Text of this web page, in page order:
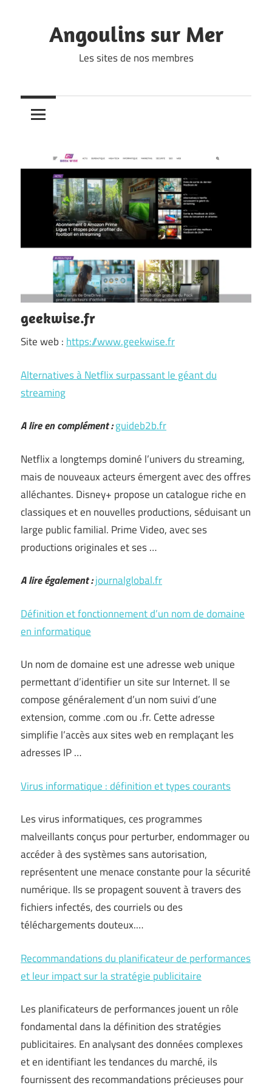
contentAngoulins sur Mer
Les sites de nos membres
geekwise.fr
Site web : https://www.geekwise.fr
Alternatives à Netflix surpassant le géant du
streaming
A lire en complément :guideb2b.fr
Netflix a longtemps dominé l’univers du streaming,
mais de nouveaux acteurs émergent avec des offres
alléchantes. Disney+ propose un catalogue riche en
classiques et en nouvelles productions, séduisant un
large public familial. Prime Video, avec ses
productions originales et ses …
A lire également :journalglobal.fr
Définition et fonctionnement d’un nom de domaine
en informatique
Un nom de domaine est une adresse web unique
permettant d’identifier un site sur Internet. Il se
compose généralement d’un nom suivi d’une
extension, comme .com ou .fr. Cette adresse
simplifie l’accès aux sites web en remplaçant les
adresses IP …
Virus informatique : définition et types courants
Les virus informatiques, ces programmes
malveillants conçus pour perturber, endommager ou
accéder à des systèmes sans autorisation,
représentent une menace constante pour la sécurité
numérique. Ils se propagent souvent à travers des
fichiers infectés, des courriels ou des
téléchargements douteux.…
Recommandations du planificateur de performances
et leur impact sur la stratégie publicitaire
Les planificateurs de performances jouent un rôle
fondamental dans la définition des stratégies
publicitaires. En analysant des données complexes
et en identifiant les tendances du marché, ils
fournissent des recommandations précieuses pour